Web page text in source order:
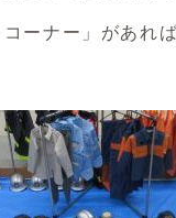
ーナー」があれ